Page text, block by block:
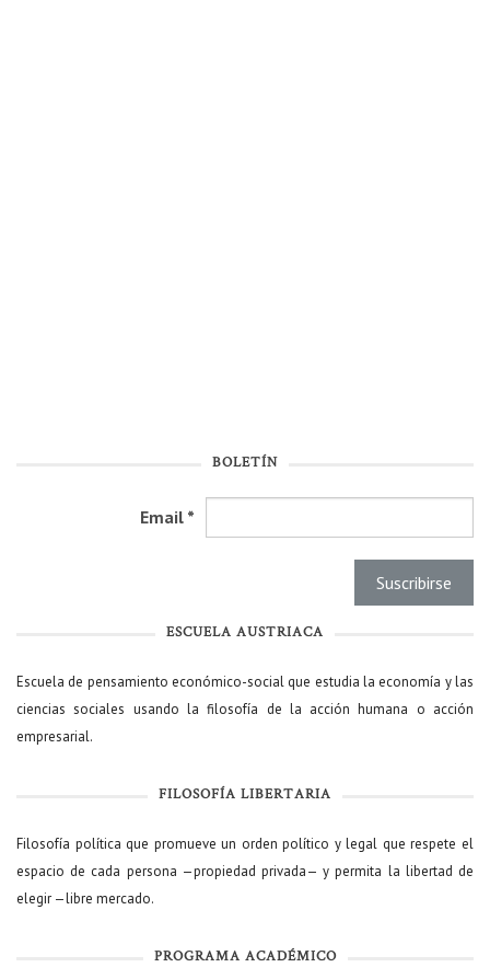
BOLETÍN
Email *
ESCUELA AUSTRIACA
Escuela de pensamiento económico-social que estudia la economía y las
ciencias sociales usando la filosofía de la acción humana o acción
empresarial.
FILOSOFÍA LIBERTARIA
Filosofía política que promueve un orden político y legal que respete el
espacio de cada persona —propiedad privada— y permita la libertad de
elegir —libre mercado.
PROGRAMA ACADÉMICO